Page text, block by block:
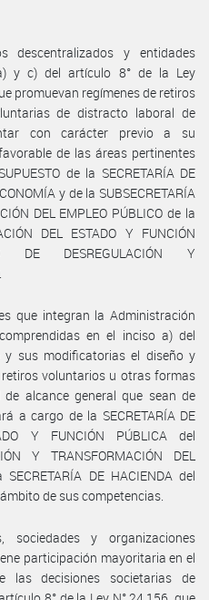
descentralizados y entidades
y c) del artículo 8° de la Ley
promuevan regímenes de retiros
de distracto laboral de
con carácter previo a su
de las áreas pertinentes
de la SECRETARÍA DE
y de la SUBSECRETARÍA
DEL EMPLEO PÚBLICO de la
DEL ESTADO Y FUNCIÓN
DE DESREGULACIÓN Y
que integran la Administración
en el inciso a) del
y sus modificatorias el diseño y
voluntarios u otras formas
alcance general que sean de
a cargo de la SECRETARÍA DE
Y FUNCIÓN PÚBLICA del
Y TRANSFORMACIÓN DEL
DE HACIENDA del
ámbito de sus competencias.
sociedades y organizaciones
participación mayoritaria en el
decisiones societarias de